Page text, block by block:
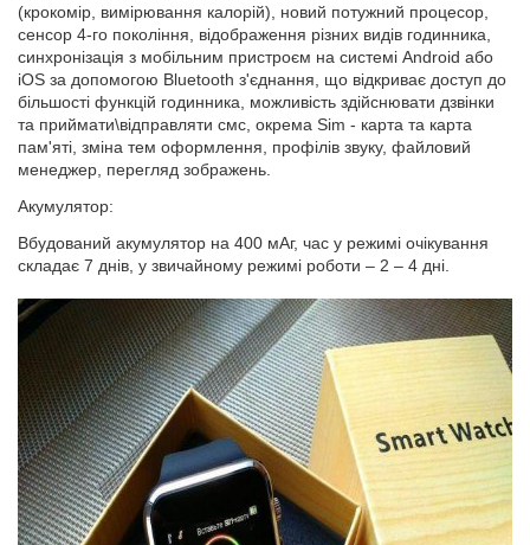
(крокомір, вимірювання калорій), новий потужний процесор,
сенсор 4-го покоління, відображення різних видів годинника,
синхронізація з мобільним пристроєм на системі Android або
iOS за допомогою Bluetooth з'єднання, що відкриває доступ до
більшості функцій годинника, можливість здійснювати дзвінки
та приймати\відправляти смс, окрема Sim - карта та карта
пам'яті, зміна тем оформлення, профілів звуку, файловий
менеджер, перегляд зображень.
Акумулятор:
Вбудований акумулятор на 400 мАг, час у режимі очікування
складає 7 днів, у звичайному режимі роботи – 2 – 4 дні.